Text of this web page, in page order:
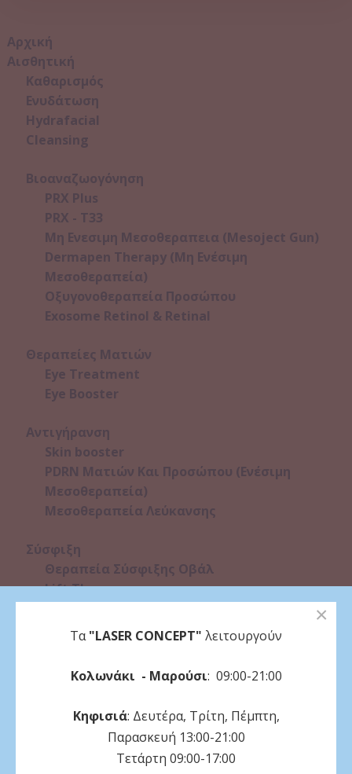
Αρχική
Αισθητική
Καθαρισμός
Ενυδάτωση
Hydrafacial
Cleansing
Βιοαναζωογόνηση
PRX Plus
PRX - T33
Μη Ενεσιμη Μεσοθεραπεια (Mesoject Gun)
Dermapen Therapy (Μη Ενέσιμη
Μεσοθεραπεία)
Οξυγονοθεραπεία Προσώπου
Exosome Retinol & Retinal
Θεραπείες Ματιών
Eye Treatment
Eye Booster
Αντιγήρανση
Skin booster
PDRN Ματιών Και Προσώπου (Ενέσιμη
Μεσοθεραπεία)
Μεσοθεραπεία Λεύκανσης
Σύσφιξη
Θεραπεία Σύσφιξης Οβάλ
Lift Therapy
Λιποδιάλυση Προσώπου (Διπλοσάγονο)
Extra Θεραπείες
Lip Booster
Brow Lamination
×
Τα"LASER CONCEPT" λειτουργούν
Κολωνάκι - Μαρούσι: 09:00-21:00
Κηφισιά: Δευτέρα, Τρίτη, Πέμπτη,
Παρασκευή 13:00-21:00
Τετάρτη 09:00-17:00